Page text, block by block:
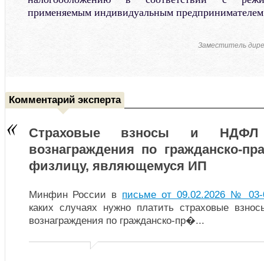
применяемым индивидуальным
Заместитель
Комментарий эксперта
Страховые взносы и
вознаграждения по гражданско-
физлицу, являющемуся ИП
Минфин России в письме от 09.02.2026 №
каких случаях нужно платить страховые
вознаграждения по гражданско-пр�...